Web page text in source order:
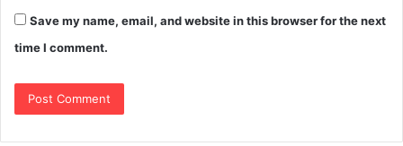
Save my name, email, and website in this browser for the next
time I comment.